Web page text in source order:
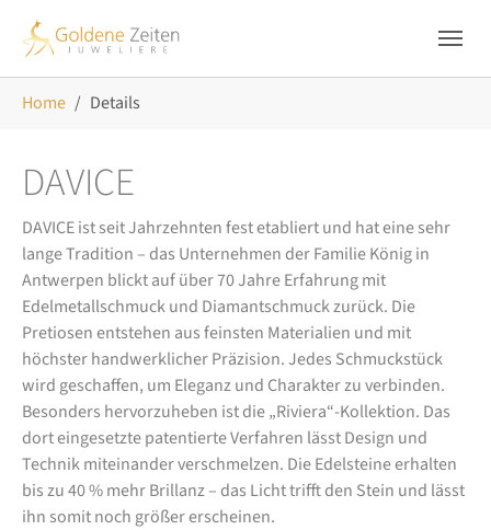
Home Details
DAVICE
DAVICE ist seit Jahrzehnten fest etabliert und hat eine sehr
lange Tradition – das Unternehmen der Familie König in
Antwerpen blickt auf über 70 Jahre Erfahrung mit
Edelmetallschmuck und Diamantschmuck zurück. Die
Pretiosen entstehen aus feinsten Materialien und mit
höchster handwerklicher Präzision. Jedes Schmuckstück
wird geschaffen, um Eleganz und Charakter zu verbinden.
Besonders hervorzuheben ist die „Riviera“-Kollektion. Das
dort eingesetzte patentierte Verfahren lässt Design und
Technik miteinander verschmelzen. Die Edelsteine erhalten
bis zu 40 % mehr Brillanz – das Licht trifft den Stein und lässt
ihn somit noch größer erscheinen.